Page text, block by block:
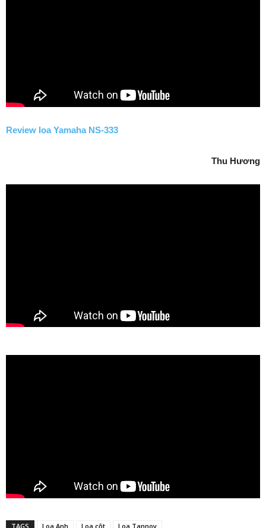
Review loa Yamaha NS-333
Thu Hương
TAGS Loa Anh Loa cột Loa Tannoy